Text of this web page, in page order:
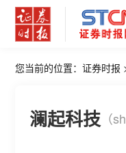
您当前的位置： 证券时报
澜起科技 （